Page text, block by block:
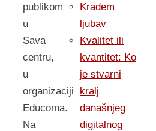
publikom
u
Sava
centru,
u
organizaciji
Educoma.
Na
Kradem
ljubav
Kvalitet ili
kvantitet: Ko
je stvarni
kralj
današnjeg
digitalnog